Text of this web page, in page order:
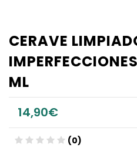
CERAVE
ML
14,90€
(0)